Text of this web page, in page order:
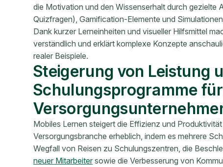
die Motivation und den Wissenserhalt durch gezielte
Quizfragen), Gamification-Elemente und
Dank kurzer Lerneinheiten und visueller Hilfsmittel
verständlich und erklärt komplexe Konzepte
realer Beispiele.
Steigerung von Leistung
Schulungsprogramme für
Mobiles Lernen steigert die Effizienz und
Versorgungsbranche erheblich, indem es mehrere
Wegfall von Reisen zu Schulungszentren, die
neuer Mitarbeitersowie die Verbesserung von